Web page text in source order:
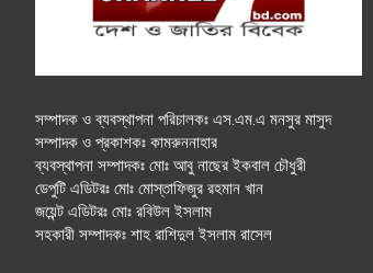
সম্পাদক ও ব্যবস্থাপনা পরিচালকঃ এস.এম.এ মনসুর মাসুদ
সম্পাদক ও প্রকাশকঃ কামরুননাহার
ব্যবস্থাপনা সম্পাদকঃ মোঃ আবু নাছের ইকবাল চৌধুরী
ডেপুটি এডিটরঃ মোঃ মোস্তাফিজুর রহমান খান
জয়েন্ট এডিটরঃ মোঃ রবিউল ইসলাম
সহকারী সম্পাদকঃ শাহ রাশিদুল ইসলাম রাসেল